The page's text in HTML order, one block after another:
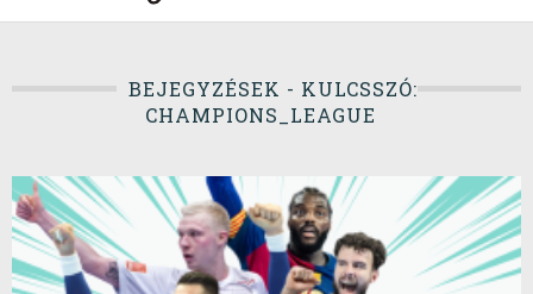
BEJEGYZÉSEK - KULCSSZÓ:
CHAMPIONS_LEAGUE